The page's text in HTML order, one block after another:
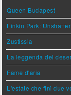
Queen Budapest
Linkin Park: Unshatter
Zustissia
La leggenda del
Fame d'aria
L'estate che finì due